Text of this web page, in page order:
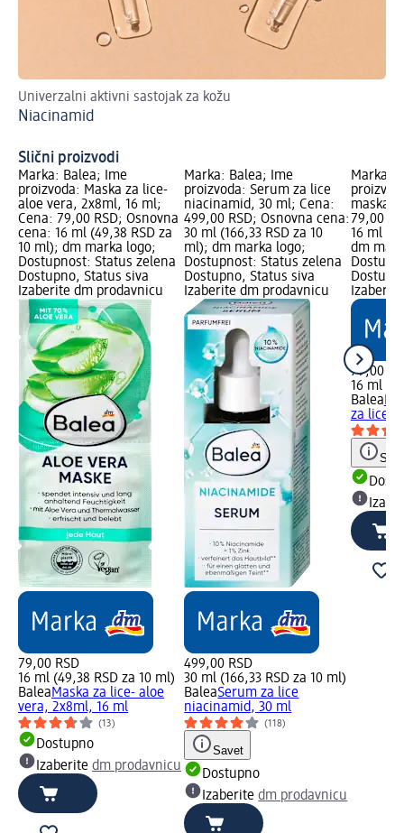
Univerzalni aktivni sastojak za kožu
Niacinamid
Slični proizvodi
Marka: Balea; Ime
proizvoda: Maska za lice-
aloe vera, 2x8ml, 16 ml;
Cena: 79,00 RSD; Osnovna
cena: 16 ml (49,38 RSD za
10 ml); dm marka logo;
Dostupnost: Status zelena
Dostupno, Status siva
Izaberite dm prodavnicu
79,00 RSD
16 ml (49,38 RSD za 10 ml)
BaleaMaska za lice- aloe
vera, 2x8ml, 16 ml
(13)
Dostupno
Izaberite dm prodavnicu
Marka: Balea; Ime
proizvoda: Serum za lice
niacinamid, 30 ml; Cena:
499,00 RSD; Osnovna cena:
30 ml (166,33 RSD za 10
ml); dm marka logo;
Dostupnost: Status zelena
Dostupno, Status siva
Izaberite dm prodavnicu
499,00 RSD
30 ml (166,33 RSD za 10 ml)
BaleaSerum za lice
niacinamid, 30 ml
(118)
Savet
Dostupno
Izaberitedm prodavnicu
Marka:
maska
79,00
16 ml
dm
79,00
16 ml
Balea
za lice,